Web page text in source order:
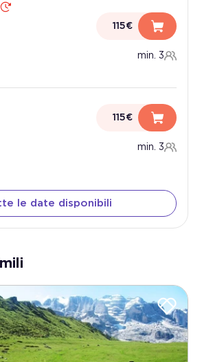
115€
min. 3
115€
min. 3
le date disponibili